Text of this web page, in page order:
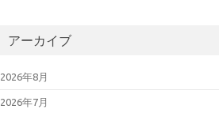
いて(2026年6月)
MailSuite」におけるスタックベー
弱性について（JVN#35567473）
アーカイブ
2026年8月
2026年7月